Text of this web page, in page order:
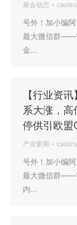
展会动态
号外！加小编
最大微信群
金…
【行业资
系大涨，高
停供引欧盟
产业要闻
号外！加小编
最大微信群
内…